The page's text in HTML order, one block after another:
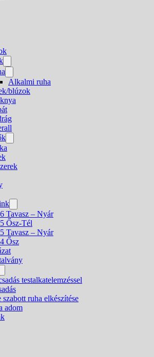
Alkalmi ruha
blúzok
Tavasz – Nyár
Ősz-Tél
Tavasz – Nyár
Ősz
testalkatelemzéssel
szabott ruha elkészítése
adom